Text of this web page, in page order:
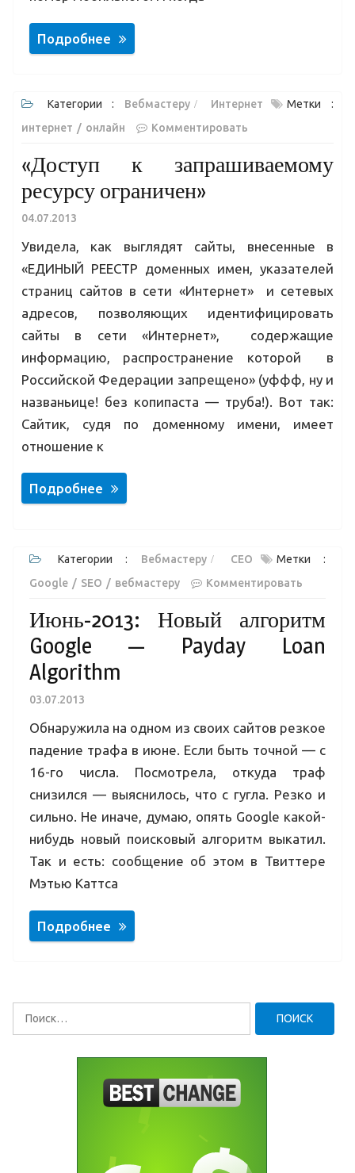
Подробнее
Категории : Вебмастеру Интернет
Метки :
интернет
онлайн Комментировать
«Доступ к запрашиваемому
ресурсу ограничен»
04.07.2013
Увидела, как выглядят сайты, внесенные в
«ЕДИНЫЙ РЕЕСТР доменных имен, указателей
страниц сайтов в сети «Интернет» и сетевых
адресов, позволяющих идентифицировать
сайты в сети «Интернет», содержащие
информацию, распространение которой в
Российской Федерации запрещено» (уффф, ну и
названьице! без копипаста — труба!). Вот так:
Сайтик, судя по доменному имени, имеет
отношение к
Подробнее
Категории : Вебмастеру СЕО
Метки :
Google
SEO вебмастеру Комментировать
Июнь-2013: Новый алгоритм
Google — Payday Loan
Algorithm
03.07.2013
Обнаружила на одном из своих сайтов резкое
падение трафа в июне. Если быть точной — с
16-го числа. Посмотрела, откуда траф
снизился — выяснилось, что с гугла. Резко и
сильно. Не иначе, думаю, опять Google какой-
нибудь новый поисковый алгоритм выкатил.
Так и есть: сообщение об этом в Твиттере
Мэтью Каттса
Подробнее